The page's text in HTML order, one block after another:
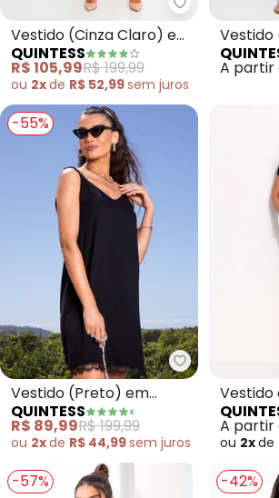
Quintess -
Vestido (Cinza Claro) em
Alfaiataria
QUINTESS
R$ 105,99R$ 199,99
ou 2xde R$ 52,99sem juros
Vestido
em
A partir
-55%
Quintess -
Vestido (Preto) em
Viscose Plana Sarjada
QUINTESS
R$ 89,99R$ 199,99
ou 2xde R$ 44,99sem juros
Vestido
A partir
ou 2xde
-57% -42%